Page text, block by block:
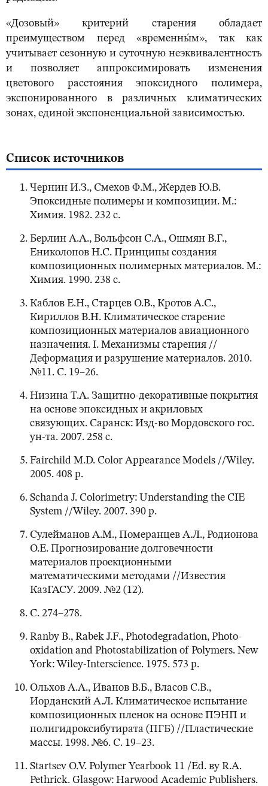
«Дозовый» критерий старения обладает
преимуществом перед «временны́м», так как
учитывает сезонную и суточную неэквивалентность
и позволяет аппроксимировать изменения
цветового расстояния эпоксидного полимера,
экспонированного в различных климатических
зонах, единой экспоненциальной зависимостью.
Список источников
Чернин И.З., Смехов Ф.М., Жердев Ю.В.
Эпоксидные полимеры и композиции. М.:
Химия. 1982. 232 с.
Берлин А.А., Вольфсон С.А., Ошмян В.Г.,
Ениколопов Н.С. Принципы создания
композиционных полимерных материалов. М.:
Химия. 1990. 238 с.
Каблов Е.Н., Старцев О.В., Кротов А.С.,
Кириллов В.Н. Климатическое старение
композиционных материалов авиационного
назначения. I. Механизмы старения //
Деформация и разрушение материалов. 2010.
№11. С. 19–26.
Низина Т.А. Защитно-декоративные покрытия
на основе эпоксидных и акриловых
связующих. Саранск: Изд-во Мордовского гос.
ун-та. 2007. 258 с.
Fairchild M.D. Color Appearance Models //Wiley.
2005. 408 p.
Schanda J. Colorimetry: Understanding the CIE
System //Wiley. 2007. 390 p.
Сулейманов А.М., Померанцев А.Л., Родионова
О.Е. Прогнозирование долговечности
материалов проекционными
математическими методами //Известия
КазГАСУ. 2009. №2 (12).
С. 274–278.
Ranby B., Rabek J.F., Photodegradation, Photo-
oxidation and Photostabilization of Polymers. New
York: Wiley-Interscience. 1975. 573 p.
Ольхов А.А., Иванов В.Б., Власов С.В.,
Иорданский А.Л. Климатическое испытание
композиционных пленок на основе ПЭНП и
полигидроксибутирата (ПГБ) //Пластические
массы. 1998. №6. С. 19–23.
Startsev O.V. Polymer Yearbook 11 /Ed. вy R.A.
Pethrick. Glasgow: Harwood Academic Publishers.